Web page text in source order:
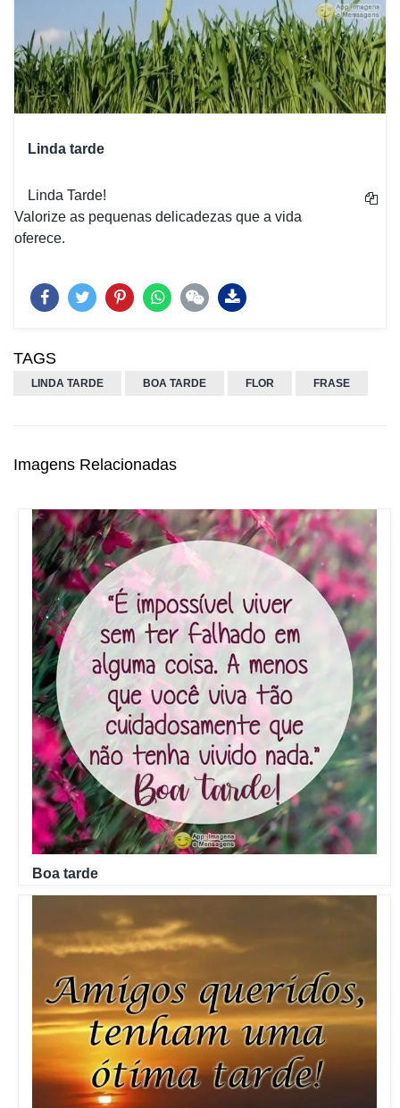
Linda tarde
Linda Tarde!
Valorize as pequenas delicadezas que a vida
oferece.
TAGS
LINDA TARDE BOA TARDE FLOR FRASE
Imagens Relacionadas
Boa tarde